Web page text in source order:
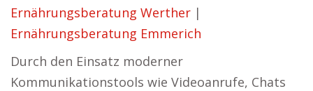
Ernährungsberatung Werther |
Ernährungsberatung Emmerich
Durch den Einsatz moderner
Kommunikationstools wie Videoanrufe, Chats